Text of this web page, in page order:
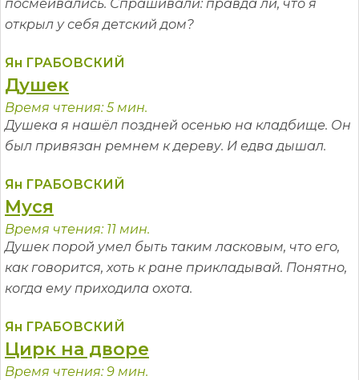
посмеивались. Спрашивали: правда ли, что я
открыл у себя детский дом?
Ян ГРАБОВСКИЙ
Душек
Время чтения: 5 мин.
Душека я нашёл поздней осенью на кладбище. Он
был привязан ремнем к дереву. И едва дышал.
Ян ГРАБОВСКИЙ
Муся
Время чтения: 11 мин.
Душек порой умел быть таким ласковым, что его,
как говорится, хоть к ране прикладывай. Понятно,
когда ему приходила охота.
Ян ГРАБОВСКИЙ
Цирк на дворе
Время чтения: 9 мин.